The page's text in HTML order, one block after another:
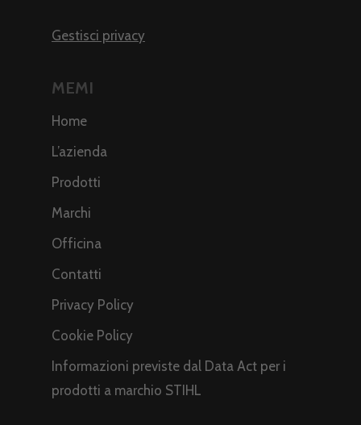
Gestisci privacy
MEMI
Home
L’azienda
Prodotti
Marchi
Officina
Contatti
Privacy Policy
Cookie Policy
Informazioni previste dal Data Act per i
prodotti a marchio STIHL